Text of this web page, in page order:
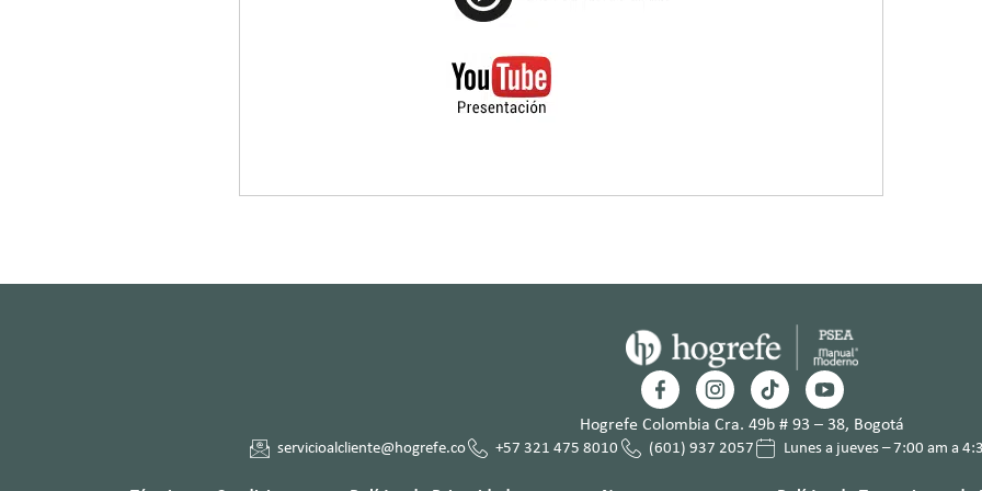
Hogrefe Colombia Cra. 49b # 93 – 38, Bogotá
servicioalcliente@hogrefe.co +57 321 475 8010 (601) 937 2057 Lunes a jueves – 7:00 am a